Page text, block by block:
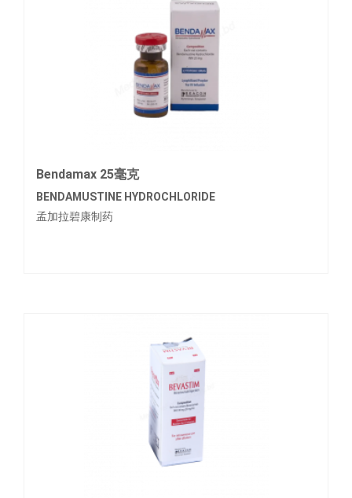
Bendamax 25毫克
BENDAMUSTINE HYDROCHLORIDE
孟加拉碧康制药